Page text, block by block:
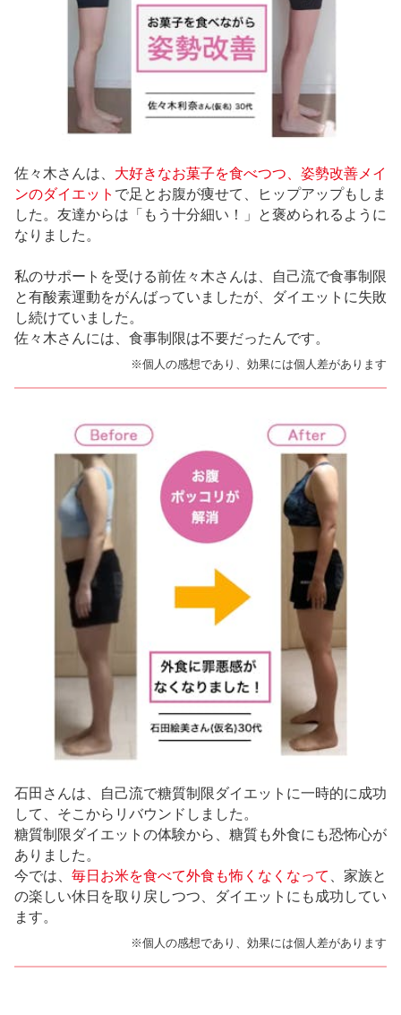
佐々木さんは、 大好きなお菓子を食べつつ、姿勢改善メイ
ンのダイエット で足とお腹が痩せて、ヒップアップもしま
した。友達からは「もう十分細い！」と褒められるように
なりました。
私のサポートを受ける前佐々木さんは、自己流で食事制限
と有酸素運動をがんばっていましたが、ダイエットに失敗
し続けていました。
佐々木さんには、食事制限は不要だったんです。
※個人の感想であり、効果には個人差があります
石田さんは、自己流で糖質制限ダイエットに一時的に成功
して、そこからリバウンドしました。
糖質制限ダイエットの体験から、糖質も外食にも恐怖心が
ありました。
今では、 毎日お米を食べて外食も怖くなくなって
、家族と
の楽しい休日を取り戻しつつ、ダイエットにも成功してい
ます。
※個人の感想であり、効果には個人差があります